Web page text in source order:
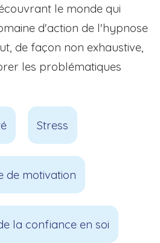
le monde qui
d'action de l'hypnose
de façon non exhaustive,
les problématiques
Stress
de motivation
la confiance en soi